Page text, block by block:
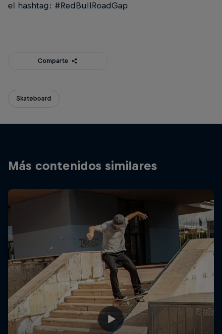
el hashtag: #RedBullRoadGap
Comparte
Skateboard
Más contenidos similares